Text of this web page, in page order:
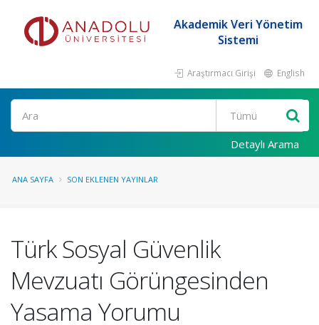
Akademik Veri Yönetim
Sistemi
Araştırmacı Girişi English
Ara
Detaylı Arama
ANA SAYFA SON EKLENEN YAYINLAR
Türk Sosyal Güvenlik
Mevzuatı Görüngesinden
Yasama Yorumu